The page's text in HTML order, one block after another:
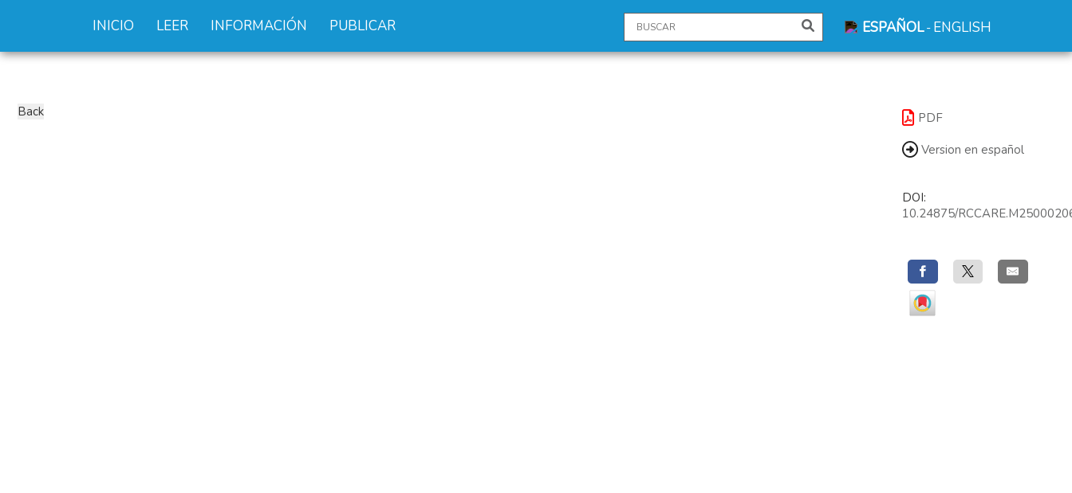
INICIO LEER INFORMACIÓN PUBLICAR ESPAÑOL- ENGLISH
PDF
Version en español
DOI:
10.24875/